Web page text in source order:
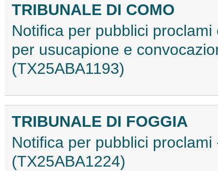
TRIBUNALE DI COMO
Notifica per pubblici
per usucapione e
(TX25ABA1193)
TRIBUNALE DI FOGGIA
Notifica per pubblici
(TX25ABA1224)